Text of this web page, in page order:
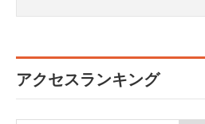
アクセスランキング